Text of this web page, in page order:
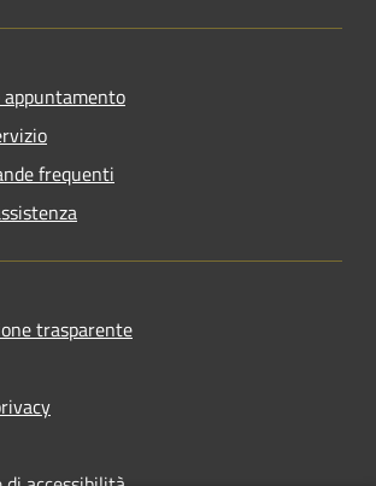
frequenti
trasparente